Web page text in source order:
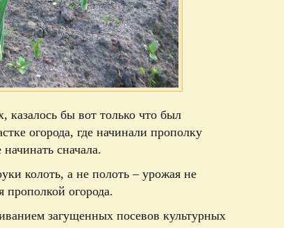
бы вот только что был
огорода, где начинали прополку
сначала.
колоть, а не полоть – урожая не
прополкой огорода.
загущенных посевов культурных